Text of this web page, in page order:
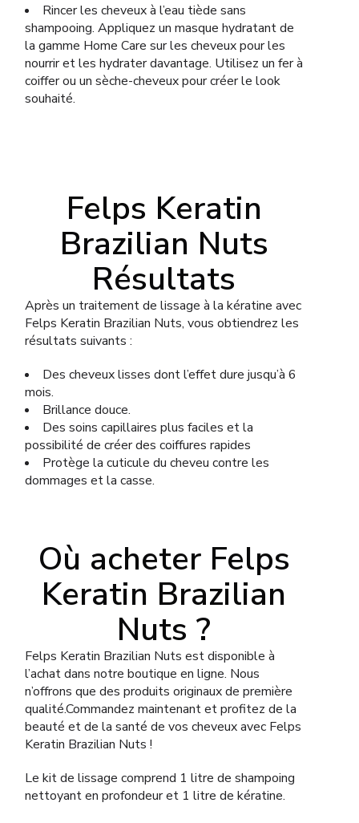
Rincer les cheveux à l’eau tiède sans
shampooing. Appliquez un masque hydratant de
la gamme Home Care sur les cheveux pour les
nourrir et les hydrater davantage. Utilisez un fer à
coiffer ou un sèche-cheveux pour créer le look
souhaité.
Felps Keratin
Brazilian Nuts
Résultats
Après un traitement de lissage à la kératine avec
Felps Keratin Brazilian Nuts, vous obtiendrez les
résultats suivants :
Des cheveux lisses dont l’effet dure jusqu’à 6
mois.
Brillance douce.
Des soins capillaires plus faciles et la
possibilité de créer des coiffures rapides
Protège la cuticule du cheveu contre les
dommages et la casse.
Où acheter Felps
Keratin Brazilian
Nuts ?
Felps Keratin Brazilian Nuts est disponible à
l’achat dans notre boutique en ligne. Nous
n’offrons que des produits originaux de première
qualité.Commandez maintenant et profitez de la
beauté et de la santé de vos cheveux avec Felps
Keratin Brazilian Nuts !
Le kit de lissage comprend 1 litre de shampoing
nettoyant en profondeur et 1 litre de kératine.